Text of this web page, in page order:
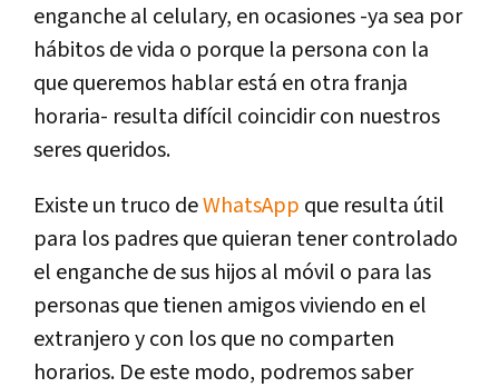
enganche al celulary, en ocasiones -ya sea por
hábitos de vida o porque la persona con la
que queremos hablar está en otra franja
horaria- resulta difícil coincidir con nuestros
seres queridos.
Existe un truco deWhatsApp que resulta útil
para los padres que quieran tener controlado
el enganche de sus hijos al móvil o para las
personas que tienen amigos viviendo en el
extranjero y con los que no comparten
horarios. De este modo, podremos saber